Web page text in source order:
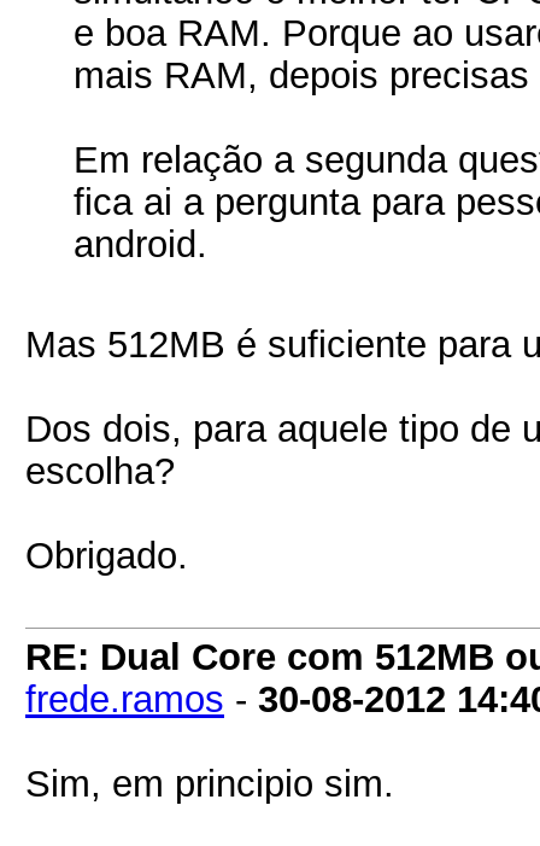
e boa RAM. Porque ao
mais RAM, depois
Em relação a segunda
fica ai a pergunta para
android.
Mas 512MB é suficiente para
Dos dois, para aquele tipo de
escolha?
Obrigado.
RE: Dual Core com 512MB
frede.ramos - 30-08-2012
Sim, em principio sim.